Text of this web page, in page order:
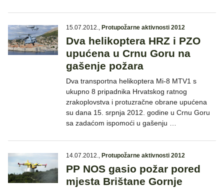
15.07.2012., Protupožarne aktivnosti 2012
Dva helikoptera HRZ i PZO
upućena u Crnu Goru na
gašenje požara
Dva transportna helikoptera Mi-8 MTV1 s
ukupno 8 pripadnika Hrvatskog ratnog
zrakoplovstva i protuzračne obrane upućena
su dana 15. srpnja 2012. godine u Crnu Goru
sa zadaćom ispomoći u gašenju …
14.07.2012., Protupožarne aktivnosti 2012
PP NOS gasio požar pored
mjesta Brištane Gornje